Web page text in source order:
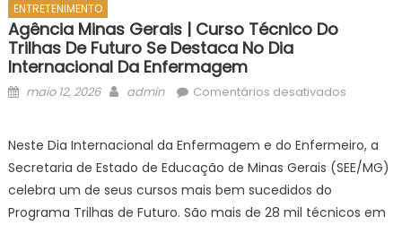
ENTRETENIMENTO
Agência Minas Gerais | Curso Técnico Do
Trilhas De Futuro Se Destaca No Dia
Internacional Da Enfermagem
Posted
maio 12, 2026 Author
admin Comentários desativadosem
Gerais
|
técnico
Neste Dia Internacional da Enfermagem e do Enfermeiro, a
Secretaria de Estado de Educação de Minas Gerais (SEE/MG)
celebra um de seus cursos mais bem sucedidos do
Programa Trilhas de Futuro. São mais de 28 mil técnicos em